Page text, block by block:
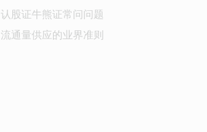
认股证牛熊证常问问题
流通量供应的业界准则